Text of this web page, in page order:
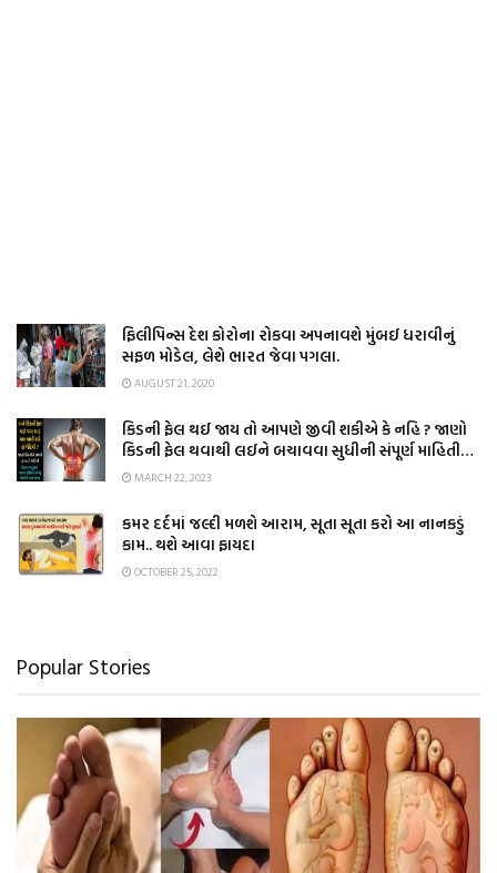
ફિલીપિન્સ દેશ કોરોના રોકવા અપનાવશે મુંબઈ ધરાવીનું
સફળ મોડેલ, લેશે ભારત જેવા પગલા.
AUGUST 21, 2020
કિડની ફેલ થઈ જાય તો આપણે જીવી શકીએ કે નહિ ? જાણો
કિડની ફેલ થવાથી લઈને બચાવવા સુધીની સંપૂર્ણ માહિતી…
MARCH 22, 2023
કમર દર્દમાં જલ્દી મળશે આરામ, સૂતા સૂતા કરો આ નાનકડું
કામ.. થશે આવા ફાયદા
OCTOBER 25, 2022
Popular Stories